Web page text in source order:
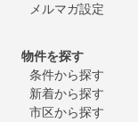
メルマガ設定
物件を探す
条件から探す
新着から探す
市区から探す